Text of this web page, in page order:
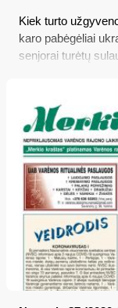
Kiek turto
karo pabėgėliai
senjorai turėtų